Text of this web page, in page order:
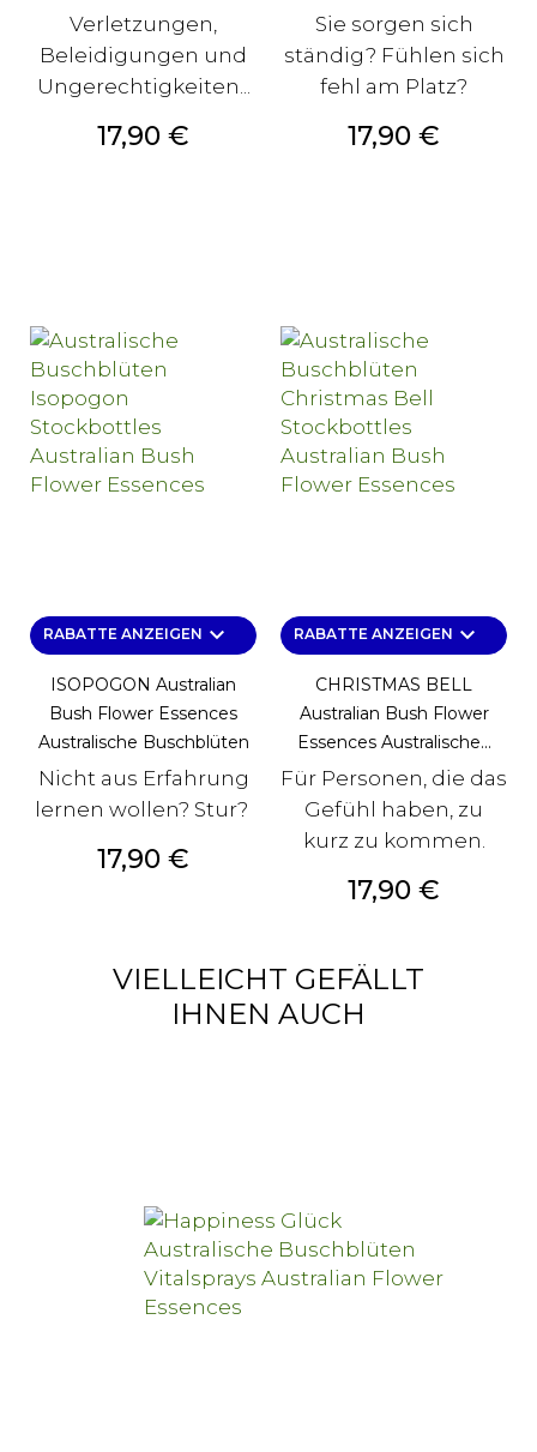
Verletzungen,
Beleidigungen und
Ungerechtigkeiten...
Preis
17,90 €
Sie sorgen sich
ständig? Fühlen sich
fehl am Platz?
Preis
17,90 €
RABATTE ANZEIGEN keyboard_arrow_down
ISOPOGON Australian
Bush Flower Essences
Australische Buschblüten
Nicht aus Erfahrung
lernen wollen? Stur?
Preis
17,90 €
RABATTE ANZEIGEN keyboard_arrow_down
CHRISTMAS BELL
Australian Bush Flower
Essences Australische...
Für Personen, die das
Gefühl haben, zu
kurz zu kommen.
Preis
17,90 €
VIELLEICHT GEFÄLLT
IHNEN AUCH